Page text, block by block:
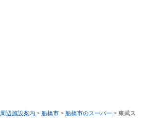
周辺施設案内 > 船橋市 > 船橋市のスーパー > 東武ス